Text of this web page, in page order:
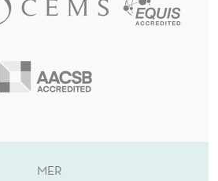
MER